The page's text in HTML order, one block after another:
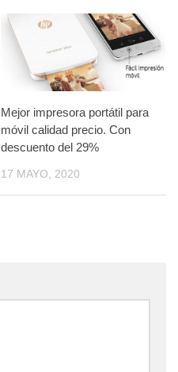
Mejor impresora portátil para
móvil calidad precio. Con
descuento del 29%
17 MAYO, 2020